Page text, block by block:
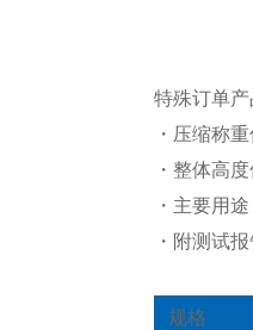
特殊订单产
・压缩称
・整体高
・主要用
・附测试
规格